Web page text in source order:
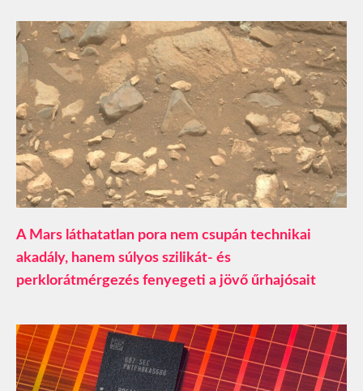
A Mars láthatatlan pora nem csupán technikai
akadály, hanem súlyos szilikát- és
perklorátmérgezés fenyegeti a jövő űrhajósait